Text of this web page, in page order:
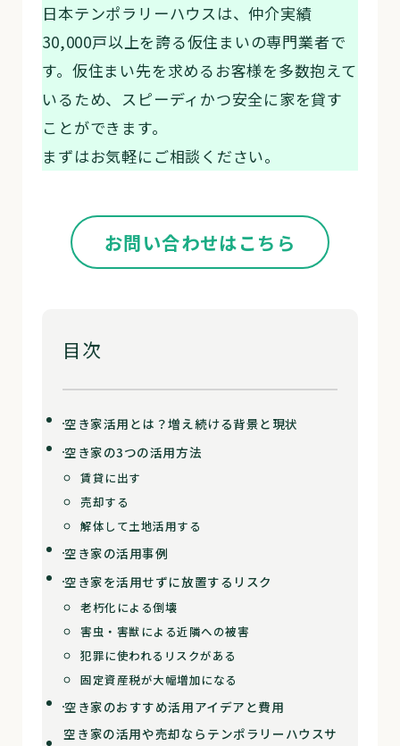
日本テンポラリーハウスは、仲介実績
30,000戸以上を誇る仮住まいの専門業者で
す。仮住まい先を求めるお客様を多数抱えて
いるため、スピーディかつ安全に家を貸す
ことができます。
まずはお気軽にご相談ください。
お問い合わせはこちら
目次
空き家活用とは？増え続ける背景と現状
空き家の3つの活用方法
賃貸に出す
売却する
解体して土地活用する
空き家の活用事例
空き家を活用せずに放置するリスク
老朽化による倒壊
害虫・害獣による近隣への被害
犯罪に使われるリスクがある
固定資産税が大幅増加になる
空き家のおすすめ活用アイデアと費用
空き家の活用や売却ならテンポラリーハウスサ